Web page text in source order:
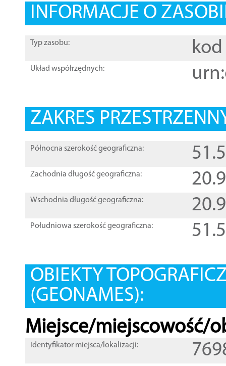
INFORMACJE O
Typ zasobu: kod
Układ współrzędnych:
ZAKRES
Północna szerokość geograficzna:
Zachodnia długość geograficzna:
Wschodnia długość geograficzna:
Południowa szerokość geograficzna:
OBIEKTY
(GEONAMES):
Miejsce/miejscowość/
Identyfikator miejsca/lokalizacji: